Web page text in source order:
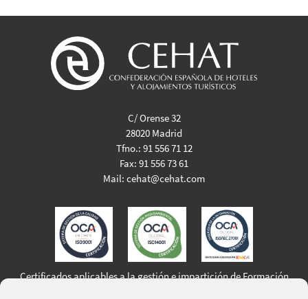
C/ Orense 32
28020 Madrid
Tfno.: 91 556 71 12
Fax: 91 556 73 61
Mail: cehat@cehat.com
Certificados aplicables a la gestión e impartición de Formación